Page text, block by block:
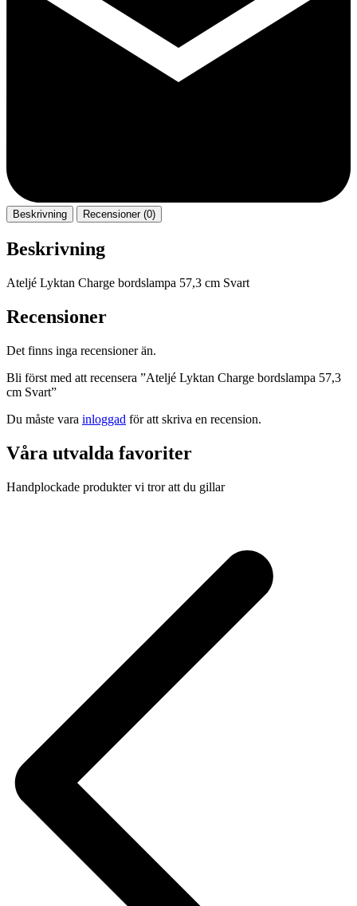
Beskrivning Recensioner (0)
Beskrivning
Ateljé Lyktan Charge bordslampa 57,3 cm Svart
Recensioner
Det finns inga recensioner än.
Bli först med att recensera ”Ateljé Lyktan Charge bordslampa 57,3
cm Svart”
Du måste vara inloggad för att skriva en recension.
Våra utvalda favoriter
Handplockade produkter vi tror att du gillar